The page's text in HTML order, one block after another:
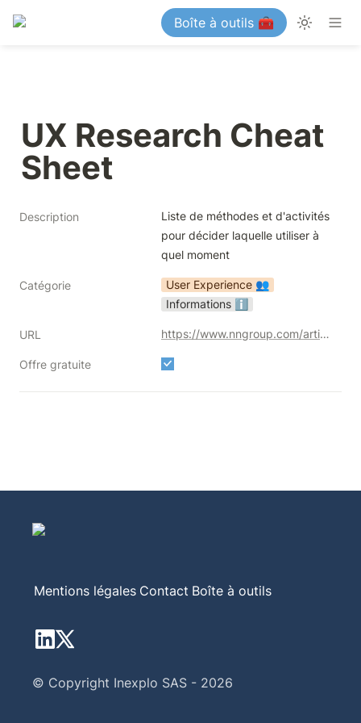
Boîte à outils 🧰
UX Research Cheat
Sheet
Description
Liste de méthodes et d'activités
pour décider laquelle utiliser à
quel moment
Catégorie
User Experience 👥
Informations ℹ️
URL https://www.nngroup.com/articles/ux-research-cheat-sheet/
Offre gratuite
Mentions légales Contact Boîte à outils
© Copyright Inexplo SAS - 2026